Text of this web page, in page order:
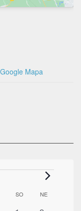
Mapa
SO SOBOTA
NENEDĚLE